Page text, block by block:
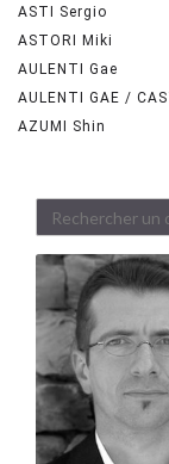
ASTI Sergio
ASTORI Miki
AULENTI Gae
AULENTI GAE /
AZUMI Shin